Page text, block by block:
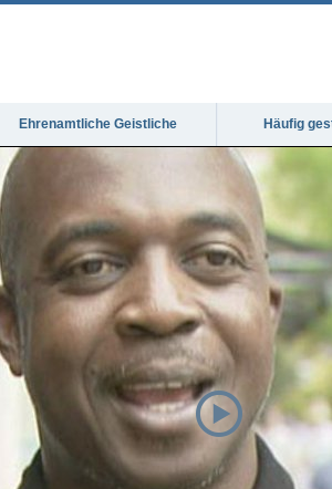
Ehrenamtliche Geistliche Häufig